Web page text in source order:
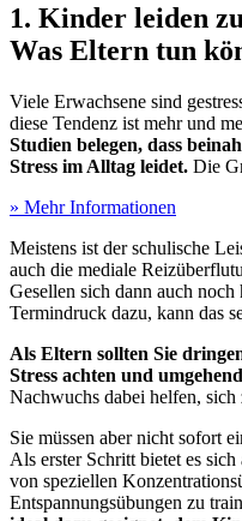
1. Kinder leiden
Was Eltern tun
Viele Erwachsene sind
diese Tendenz ist mehr und
Studien belegen, dass
Stress im Alltag leidet. Die
» Mehr Informationen
Meistens ist der schulische
auch die mediale
Gesellen sich dann auch
Termindruck dazu, kann das
Als Eltern sollten Sie
Stress achten und
Nachwuchs dabei helfen, sich
Sie müssen aber nicht sofort
Als erster Schritt bietet es
von speziellen
Entspannungsübungen zu